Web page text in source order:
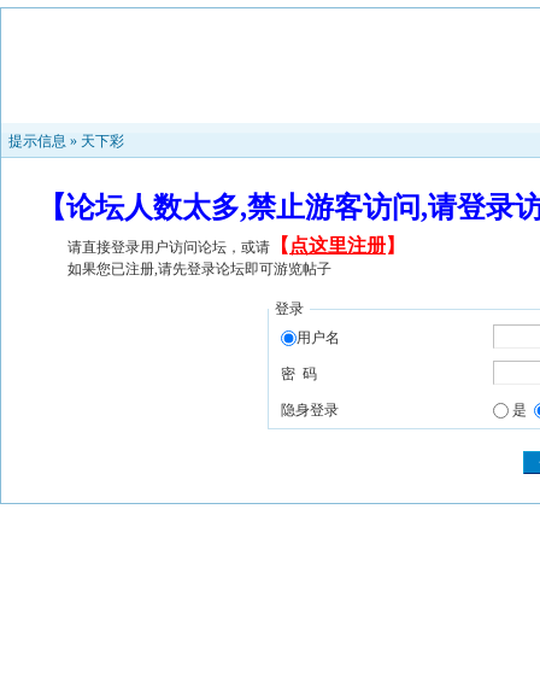
提示信息 » 天下彩
【论坛人数太多,禁止游客访问,请登
请直接登录用户访问论坛，或请 【 点这里注册】
如果您已注册,请先登录论坛即可游览帖子
登录
用户名
密 码
隐身登录 是